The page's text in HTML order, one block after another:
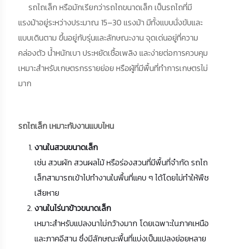
รถไถเล็ก หรือมักเรียกว่ารถไถขนาดเล็ก เป็นรถไถที่มี
แรงม้าอยู่ระหว่างประมาณ 15–30 แรงม้า มีทั้งแบบนั่งขับและ
แบบเดินตาม ขึ้นอยู่กับรุ่นและลักษณะงาน จุดเด่นอยู่ที่ความ
คล่องตัว น้ำหนักเบา ประหยัดเชื้อเพลิง และง่ายต่อการควบคุม
เหมาะสำหรับเกษตรกรรายย่อย หรือผู้ที่มีพื้นที่ทำการเกษตรไม่
มาก
รถไถเล็ก เหมาะกับงานแบบไหน
งานในสวนขนาดเล็ก
เช่น สวนผัก สวนผลไม้ หรือร่องสวนที่มีพื้นที่จำกัด รถไถ
เล็กสามารถเข้าไปทำงานในพื้นที่แคบ ๆ ได้โดยไม่ทำให้พืช
เสียหาย
งานในไร่นาข้าวขนาดเล็ก
เหมาะสำหรับแปลงนาไม่กว้างมาก โดยเฉพาะในภาคเหนือ
และภาคอีสาน ซึ่งมีลักษณะพื้นที่แบ่งเป็นแปลงย่อยหลาย